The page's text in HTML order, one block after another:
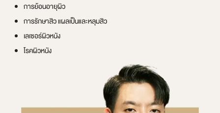
การย้อนอายุผิว
การรักษาสิว แผลเป็นและหลุมสิว
เลเซอร์ผิวหนัง
โรคผิวหนัง